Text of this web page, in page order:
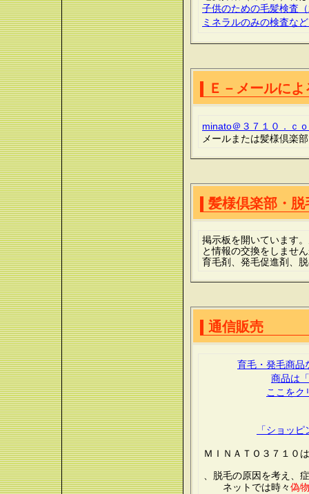
子供のための毛髪検査
ミネラルのみの検査な
Ｅ－メールに
minato＠３７１０．ｃ
メールまたは髪様倶楽
髪様倶楽部・
掲示板を開いています
と情報の交換をしませ
育毛剤、発毛促進剤、
通信販売
育毛・発毛商品
商品は
ここをク
「ショッ
ＭＩＮＡＴＯ３７１０
、脱毛の原因を考え、
ネットでは時々偽